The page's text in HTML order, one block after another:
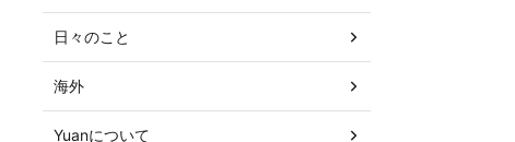
日々のこと
海外
Yuanについて